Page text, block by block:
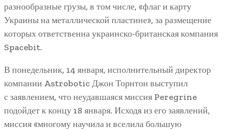
разнообразные грузы, в том числе, «флаг и карту
Украины на металлической пластине», за размещение
которых ответственна украинско-британская компания
Spacebit.
В понедельник, 14 января, исполнительный директор
компании Astrobotic Джон Торнтон выступил
с заявлением, что неудавшаяся миссия Peregrine
подойдет к концу 18 января. Исходя из его заявлений,
миссия «многому научила и вселила большую